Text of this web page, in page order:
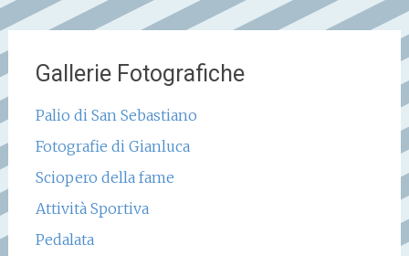
Gallerie Fotografiche
Palio di San Sebastiano
Fotografie di Gianluca
Sciopero della fame
Attività Sportiva
Pedalata